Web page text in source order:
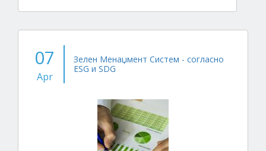
07
Apr
Зелен Менаџмент Систем - согласно
ESG и SDG